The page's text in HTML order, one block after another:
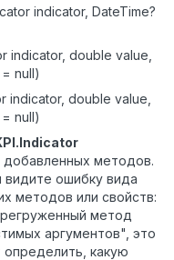
indicator, DateTime?
indicator, double value,
null)
indicator, double value,
null)
добавленных методов.
видите ошибку вида
методов или свойств:
метод
аргументов", это
какую